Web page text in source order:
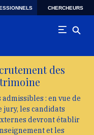
CHERCHEURS
des
: en vue de
jury, les candidats
devront établir
et les